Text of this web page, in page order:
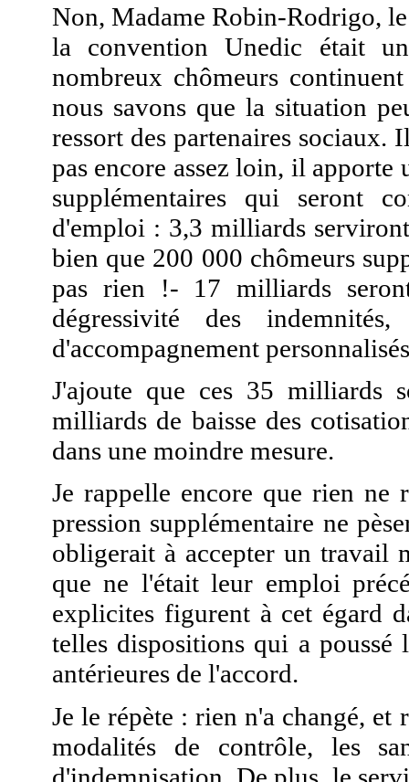
Non, Madame Robin-Rodrigo,
la convention Unedic était
nombreux chômeurs
nous savons que la situation
ressort des partenaires sociaux.
pas encore assez loin, il
supplémentaires qui seront
d'emploi : 3,3 milliards
bien que 200 000 chômeurs
pas rien !- 17 milliards
dégressivité des
d'accompagnement
J'ajoute que ces 35 milliards
milliards de baisse des
dans une moindre mesure.
Je rappelle encore que rien ne
pression supplémentaire ne
obligerait à accepter un travail
que ne l'était leur emploi
explicites figurent à cet égard
telles dispositions qui a poussé
antérieures de l'accord.
Je le répète : rien n'a changé, et
modalités de contrôle, les